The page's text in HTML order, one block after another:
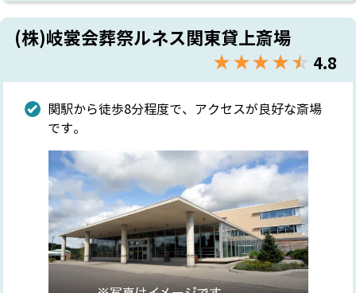
(株)岐裳会葬祭ルネス関東貸上斎場
★★★★★
☆☆☆☆☆ 4.8
関駅から徒歩8分程度で、アクセスが良好な斎場
です。